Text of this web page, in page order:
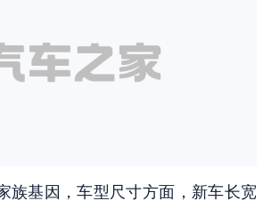
族基因，车型尺寸方面，新车长宽